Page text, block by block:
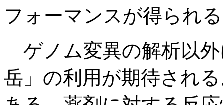
フォーマンスが得られ
ゲノム変異の解析以
岳」の利用が期待され